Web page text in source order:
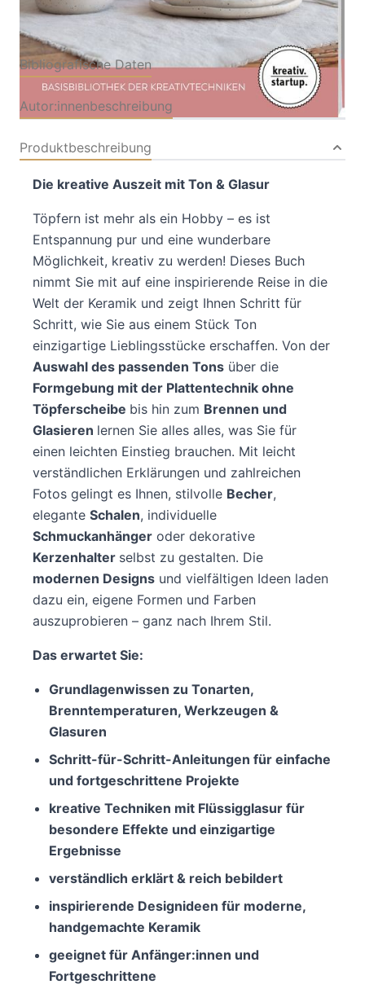
Bibliografische Daten
Autor:innenbeschreibung
Produktbeschreibung
Die kreative Auszeit mit Ton & Glasur
Töpfern ist mehr als ein Hobby – es ist
Entspannung pur und eine wunderbare
Möglichkeit, kreativ zu werden! Dieses Buch
nimmt Sie mit auf eine inspirierende Reise in die
Welt der Keramik und zeigt Ihnen Schritt für
Schritt, wie Sie aus einem Stück Ton
einzigartige Lieblingsstücke erschaffen. Von der
Auswahl des passenden Tons über die
Formgebung mit der Plattentechnik ohne
Töpferscheibe bis hin zum Brennen und
Glasieren lernen Sie alles alles, was Sie für
einen leichten Einstieg brauchen. Mit leicht
verständlichen Erklärungen und zahlreichen
Fotos gelingt es Ihnen, stilvolle Becher,
elegante Schalen, individuelle
Schmuckanhänger oder dekorative
Kerzenhalter selbst zu gestalten. Die
modernen Designs und vielfältigen Ideen laden
dazu ein, eigene Formen und Farben
auszuprobieren – ganz nach Ihrem Stil.
Das erwartet Sie:
Grundlagenwissen zu Tonarten,
Brenntemperaturen, Werkzeugen &
Glasuren
Schritt-für-Schritt-Anleitungen für einfache
und fortgeschrittene Projekte
kreative Techniken mit Flüssigglasur für
besondere Effekte und einzigartige
Ergebnisse
verständlich erklärt & reich bebildert
inspirierende Designideen für moderne,
handgemachte Keramik
geeignet für Anfänger:innen und
Fortgeschrittene